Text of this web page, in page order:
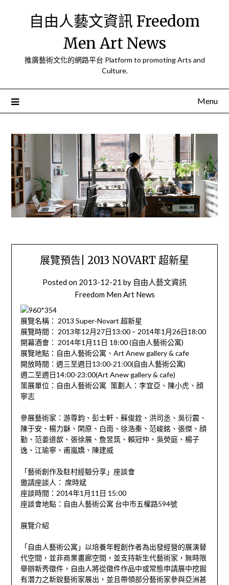
自由人藝文資訊 Freedom
Men Art News
推廣藝術文化的網路平台 Platform to promoting Arts and
Culture.
Menu
展覽預告| 2013 NOVART 超新星
Posted on 2013-12-21 by 自由人藝文資訊
Freedom Men Art News
展覽名稱： 2013 Super-Novart 超新星
展覽時間： 2013年12月27日13:00 – 2014年1月26日18:00
開幕酒會： 2014年1月11日 18:00 (自由人藝術公寓)
展覽地點：自由人藝術公寓、Art Anew gallery & cafe
開放時間：週三至週日13:00-21:00(自由人藝術公寓)
週二至週日14:00-23:00(Art Anew gallery & cafe)
策展單位：自由人藝術公寓 策劃人：李宜亞、陳小虎、顔
寧志
參展藝術家：游尊鈞、彭士軒、蘇俊銓、洪司丞、吳衍震、
陳于安、楊力龢、閑原、白雨、徐浩秦、范峻銘、張傑、顔
勤、范姜道歆、張徐展、詹昱筑、賴冠仲、吳熒庭、楊子
逸、江瑜寧、甫嵐嬌、陳建威
「藝術創作及駐村經驗分享」座談會
邀請座談人： 席時斌
座談時間：2014年1月11日 15:00
座談會地點：自由人藝術公寓 台中市五權路594號
展覽介紹
「自由人藝術公寓」以培養年輕創作者為出發經營的展演替
代空間，並非商業畫廊空間，並支持新生代藝術家，無時限
舉辦新秀徵件，自由人將從徵件作品中或常態申請展中挖掘
有潛力之新銳藝術家展出，並且帶領部分藝術家參與亞洲甚